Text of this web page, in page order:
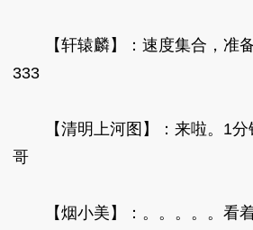
【轩辕麟】：速度集合，准
333
【清明上河图】：来啦。1分
哥
【烟小美】：。。。。。看